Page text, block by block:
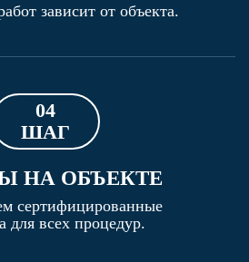
зависит от объекта.
04
ШАГ
НА ОБЪЕКТЕ
сертифицированные
для всех процедур.